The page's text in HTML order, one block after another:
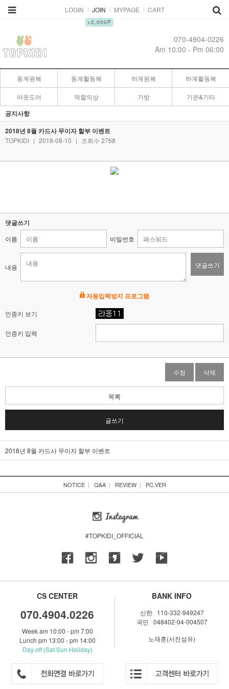
LOGIN JOIN
▲
+2,000P
MYPAGE CART
070-4904-0226
Am 10:00 - Pm 06:00
동계원복 동계활동복 하계원복 하계활동복
아웃도어 역할의상 가방 기운&기타
공지사항
2018년 8월 카드사 무이자 할부 이벤트
TOPKIDI | 2018-08-10 | 조회수 2768
댓글쓰기
이름 비밀번호
내용 댓글쓰기
자동입력방지 프로그램
인증키 보기
인증키 입력
수정 삭제
목록
글쓰기
2018년 8월 카드사 무이자 할부 이벤트
NOTICE| Q&A| REVIEW| PC.VER
#TOPKIDI_OFFICIAL
CS CENTER
070.4904.0226
Week am 10:00 - pm 7:00
Lunch pm 13:00 - pm 14:00
Day off (Sat.Sun.Holiday)
BANK INFO
신한 110-332-949247
국민 048402-04-004507
노재훈(서진섬유)